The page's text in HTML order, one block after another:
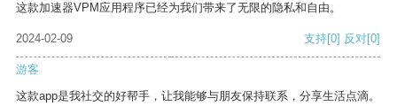
这款加速器VPM应用程序已经为我们带来了无限的隐私和自由。
2024-02-09 支持[0] 反对[0]
游客
这款app是我社交的好帮手，让我能够与朋友保持联系，分享生活点滴。